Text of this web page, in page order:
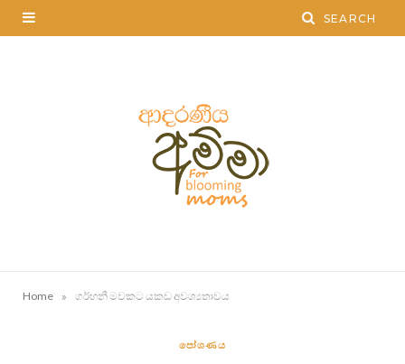
Home » ගර්භනී මවකට යකඩ අවශ්‍යතාවය
පෝශණය